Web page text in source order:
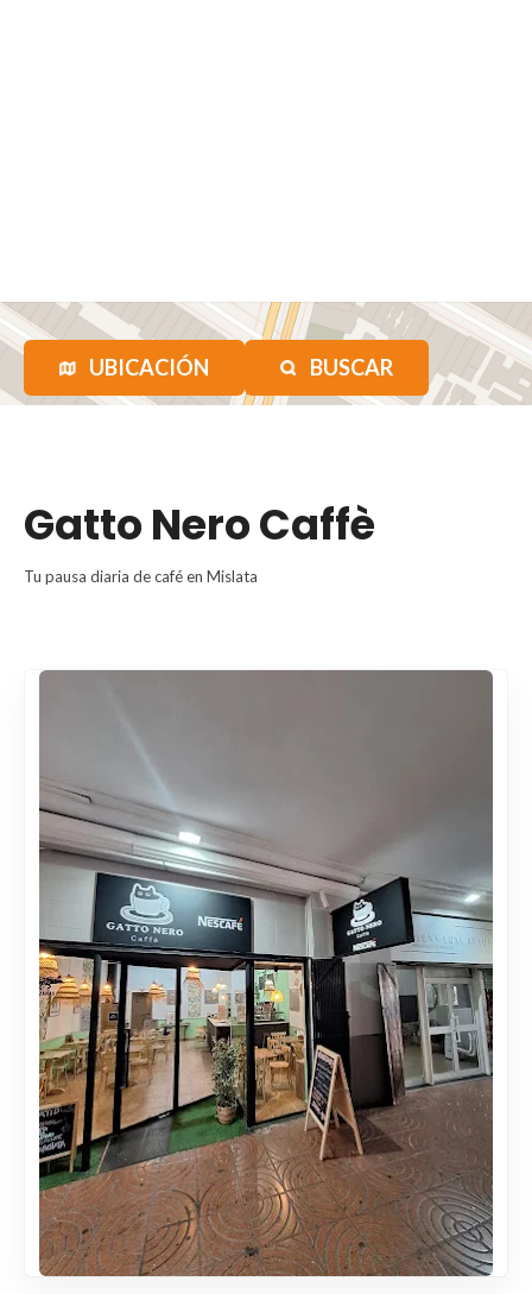
UBICACIÓN BUSCAR
Gatto Nero Caffè
Tu pausa diaria de café en Mislata